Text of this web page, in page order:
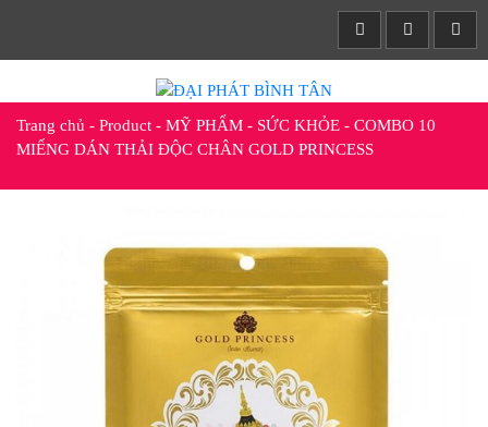
Trang chủ - Product - MỸ PHẨM - SỨC KHỎE - COMBO 10
MIẾNG DÁN THẢI ĐỘC CHÂN GOLD PRINCESS